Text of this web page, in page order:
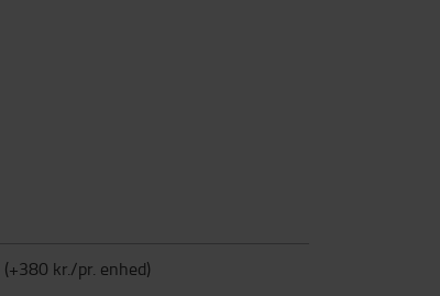
(+380 kr./pr. enhed)